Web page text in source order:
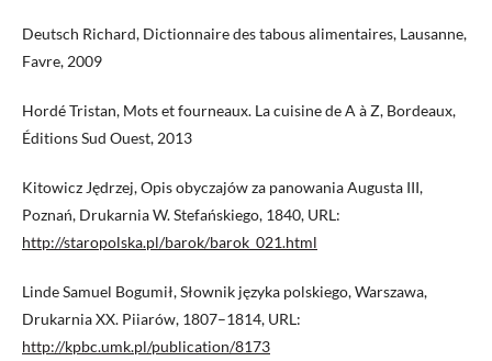
Deutsch Richard, Dictionnaire des tabous alimentaires, Lausanne,
Favre, 2009
Hordé Tristan, Mots et fourneaux. La cuisine de A à Z, Bordeaux,
Éditions Sud Ouest, 2013
Kitowicz Jędrzej, Opis obyczajów za panowania Augusta III,
Poznań, Drukarnia W. Stefańskiego, 1840, URL:
http://staropolska.pl/barok/barok_021.html
Linde Samuel Bogumił, Słownik języka polskiego, Warszawa,
Drukarnia XX. Piiarów, 1807–1814, URL:
http://kpbc.umk.pl/publication/8173